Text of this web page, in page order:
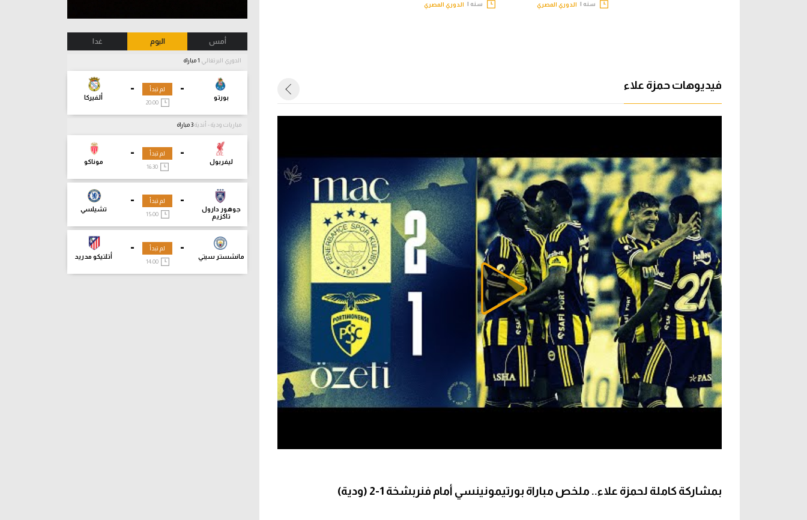
سنه | الدوري المصري سنه | الدوري المصري
فيديوهات حمزة علاء
بمشاركة كاملة لحمزة علاء.. ملخص مباراة بورتيمونينسي أمام فنربشخة 1-2 (ودية)
أمس اليوم غدا
الدوري البرتغالي
-
بورتو
-
ألفيركا
لم تبدأ
20:00
مباريات ودية - أندية
-
ليفربول
-
موناكو
لم تبدأ
16:30
-
جوهور دارول
تاكزيم
-
تشيلسي
لم تبدأ
15:00
-
مانشستر سيتي
-
أتلتيكو مدريد
لم تبدأ
14:00